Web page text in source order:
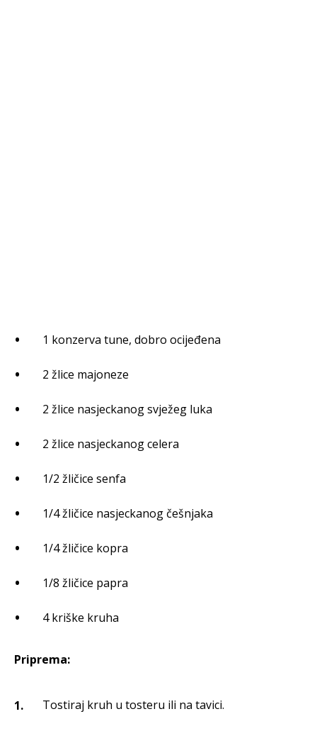
1 konzerva tune, dobro ocijeđena
2 žlice majoneze
2 žlice nasjeckanog svježeg luka
2 žlice nasjeckanog celera
1/2 žličice senfa
1/4 žličice nasjeckanog češnjaka
1/4 žličice kopra
1/8 žličice papra
4 kriške kruha
Priprema:
Tostiraj kruh u tosteru ili na tavici.